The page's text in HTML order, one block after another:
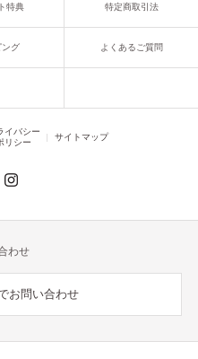
特典 特定商取引法
ング よくあるご質問
イバシー
リシー
サイトマップ
わせ
お問い合わせ